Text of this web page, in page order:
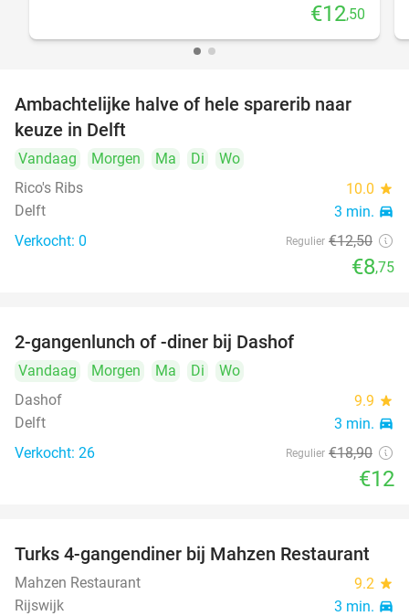
€12,50
TODAY
Ambachtelijke halve of hele sparerib naar
keuze in Delft
Vandaag Morgen Ma Di
Wo
Rico's Ribs
10.0 star
Delft 3 min. directions_car
Verkocht: 0 Regulier €12,50
€8,75
2-gangenlunch of -diner bij Dashof
Vandaag Morgen Ma Di
Wo
Dashof
9.9 star
Delft 3 min. directions_car
Verkocht: 26 Regulier €18,90
€12
59%
Turks 4-gangendiner bij Mahzen Restaurant
Mahzen Restaurant 9.2 star
Rijswijk 3 min. directions_car